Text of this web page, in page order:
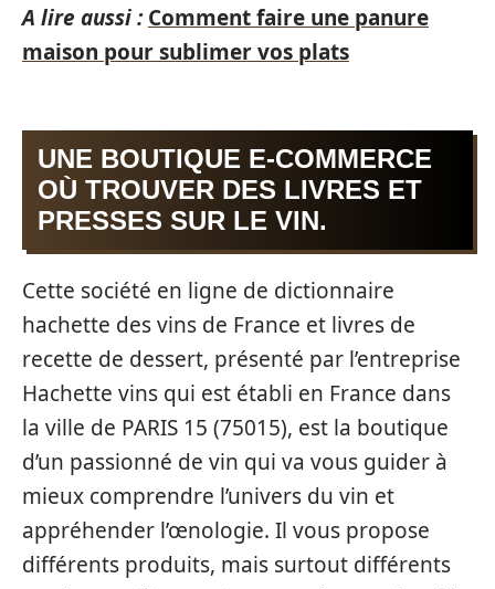
A lire aussi : Comment faire une panure
maison pour sublimer vos plats
UNE BOUTIQUE E-COMMERCE
OÙ TROUVER DES LIVRES ET
PRESSES SUR LE VIN.
Cette société en ligne de dictionnaire
hachette des vins de France et livres de
recette de dessert, présenté par l’entreprise
Hachette vins qui est établi en France dans
la ville de PARIS 15 (75015), est la boutique
d’un passionné de vin qui va vous guider à
mieux comprendre l’univers du vin et
appréhender l’œnologie. Il vous propose
différents produits, mais surtout différents